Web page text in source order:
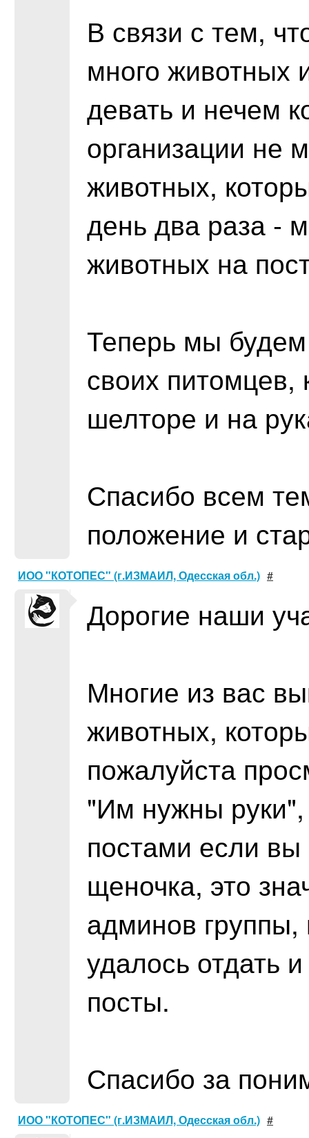
В связи с тем,
много животных
девать и нечем
организации не
животных,
день два раза -
животных на
Теперь мы
своих питомцев,
шелторе и на
Спасибо всем
положение и
ИОО "КОТОПЕС" (г.ИЗМАИЛ, Одесская обл.) #
Дорогие наши
Многие из вас
животных,
пожалуйста
"Им нужны
постами если вы
щеночка, это
админов
удалось отдать
посты.
Спасибо за
ИОО "КОТОПЕС" (г.ИЗМАИЛ, Одесская обл.) #